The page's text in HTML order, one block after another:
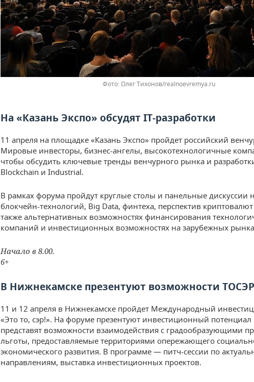
Олег Тихонов/realnoevremya.ru
На «Казань Экспо» обсудят IT-разработки
11 апреля на площадке «Казань Экспо» пройдет российский
Мировые инвесторы, бизнес-ангелы, высокотехнологичные
чтобы обсудить ключевые тренды венчурного рынка и
Blockchain и Industrial.
В рамках форума пройдут круглые столы и панельные дискуссии
блокчейн-технологий, Big Data, финтеха, перспектив
также альтернативных возможностях финансирования
компаний и инвестиционных возможностях на зарубежных
Начало в 8.00.
6+
В Нижнекамске презентуют возможности ТОСЭР
11 и 12 апреля в Нижнекамске пройдет Международный
«Это то, сэр!». На форуме презентуют инвестиционный потенциал
представят возможности взаимодействия с градообразующими
льготы, предоставляемые территориями опережающего
экономического развития. В программе — питч-сессии по
направлениям, выставка инвестиционных проектов.